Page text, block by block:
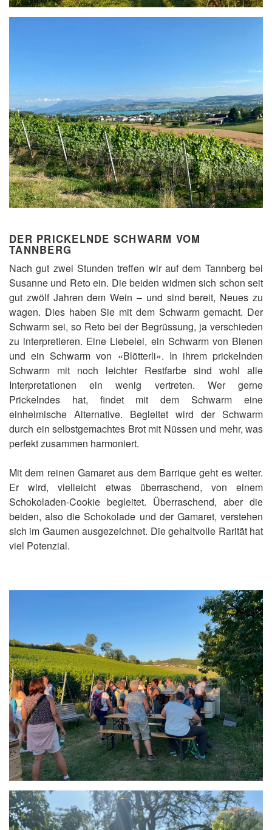
DER PRICKELNDE SCHWARM VOM
TANNBERG
Nach gut zwei Stunden treffen wir auf dem Tannberg bei
Susanne und Reto ein. Die beiden widmen sich schon seit
gut zwölf Jahren dem Wein – und sind bereit, Neues zu
wagen. Dies haben Sie mit dem Schwarm gemacht. Der
Schwarm sei, so Reto bei der Begrüssung, ja verschieden
zu interpretieren. Eine Liebelei, ein Schwarm von Bienen
und ein Schwarm von «Blötterli». In ihrem prickelnden
Schwarm mit noch leichter Restfarbe sind wohl alle
Interpretationen ein wenig vertreten. Wer gerne
Prickelndes hat, findet mit dem Schwarm eine
einheimische Alternative. Begleitet wird der Schwarm
durch ein selbstgemachtes Brot mit Nüssen und mehr, was
perfekt zusammen harmoniert.
Mit dem reinen Gamaret aus dem Barrique geht es weiter.
Er wird, vielleicht etwas überraschend, von einem
Schokoladen-Cookie begleitet. Überraschend, aber die
beiden, also die Schokolade und der Gamaret, verstehen
sich im Gaumen ausgezeichnet. Die gehaltvolle Rarität hat
viel Potenzial.